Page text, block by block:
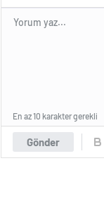
Gönder
En az 10 karakter gerekli